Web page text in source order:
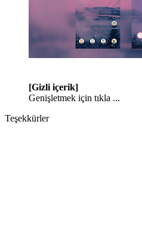
[Gizli içerik]
Genişletmek için tıkla ...
Teşekkürler